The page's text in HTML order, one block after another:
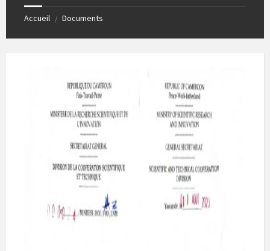
Accueil / Documents